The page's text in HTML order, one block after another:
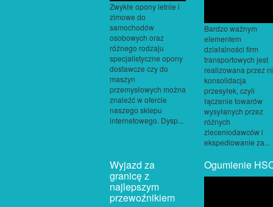
Zwykłe opony letnie i
zimowe do
samochodów
osobowych oraz
różnego rodzaju
specjalistyczne opony
dostawcze czy do
maszyn
przemysłowych można
znaleźć w ofercie
naszego sklepu
internetowego. Dysp...
Bardzo ważnym
elementem
działalności firm
transportowych jest
realizowana przez
konsolidacja
przesyłek, czyli
łączenie towarów
wysyłanych przez
różnych
zleceniodawców i
ekspediowanie za...
Wyjazd za
granicę z
najlepszym
przewoźnikiem
Ogumienie